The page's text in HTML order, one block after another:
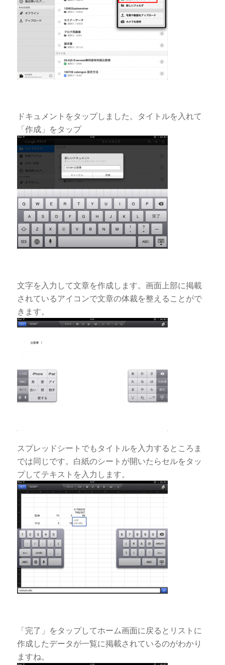
ドキュメントをタップしました。タイトルを入れて
「作成」をタップ
文字を入力して文章を作成します。画面上部に掲載
されているアイコンで文章の体裁を整えることがで
きます。
スプレッドシートでもタイトルを入力するところま
では同じです。白紙のシートが開いたらセルをタッ
プしてテキストを入力します。
「完了」をタップしてホーム画面に戻るとリストに
作成したデータが一覧に掲載されているのがわかり
ますね。